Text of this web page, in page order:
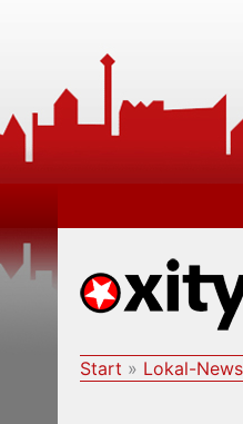
Start Lokal-News